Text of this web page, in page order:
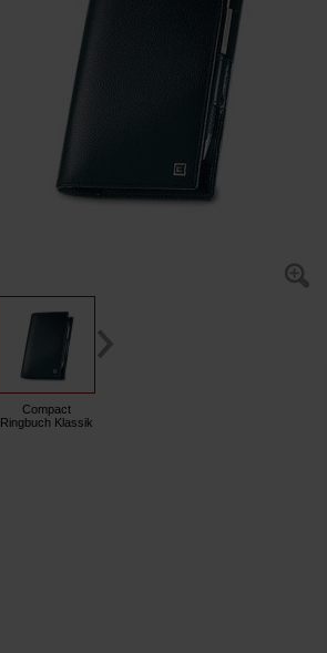
Compact
Ringbuch Klassik